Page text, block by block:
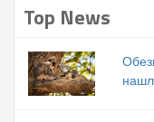
Top News